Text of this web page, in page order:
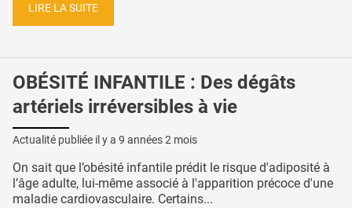
LIRE LA SUITE
OBÉSITÉ INFANTILE : Des dégâts
artériels irréversibles à vie
Actualité publiée il y a 9 années 2 mois
On sait que l’obésité infantile prédit le risque d'adiposité à
l’âge adulte, lui-même associé à l'apparition précoce d'une
maladie cardiovasculaire. Certains...